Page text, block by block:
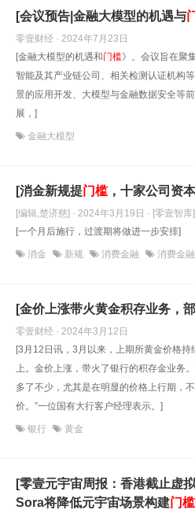
[会议预告|金融大模型的机遇与
零壹财经 · 2024年7月23日
[金融大模型的机遇和门槛》。会议旨在聚
智能及其产业链公司、相关检测认证机构
景的应用开发、大模型与金融数据安全等
展，]
金融大模型
[消金新规提门槛，十家公司资
[编辑,楚济慈] · 2024年3月19日 · [零壹智库]
[一个月后施行，过渡期将做进一步安排]
消金 新规 消费金融 消费金
[金价上涨带火黄金积存业务，
零壹财经 · 2024年3月12日
[3月12日讯，3月以来，上期所黄金价格
上。金价上涨，带火了银行的积存金业务
多了不少，尤其是在明显的价格上行期，
价。”一位国有大行客户经理表示。]
银行 黄金
[零壹元宇宙周报：香港截止虚
Sora将降低元宇宙场景构建门槛